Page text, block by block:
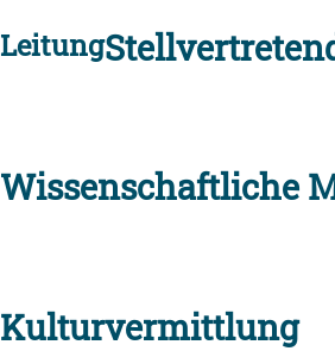
Leitung
Wissenschaftliche
Kulturvermittlung